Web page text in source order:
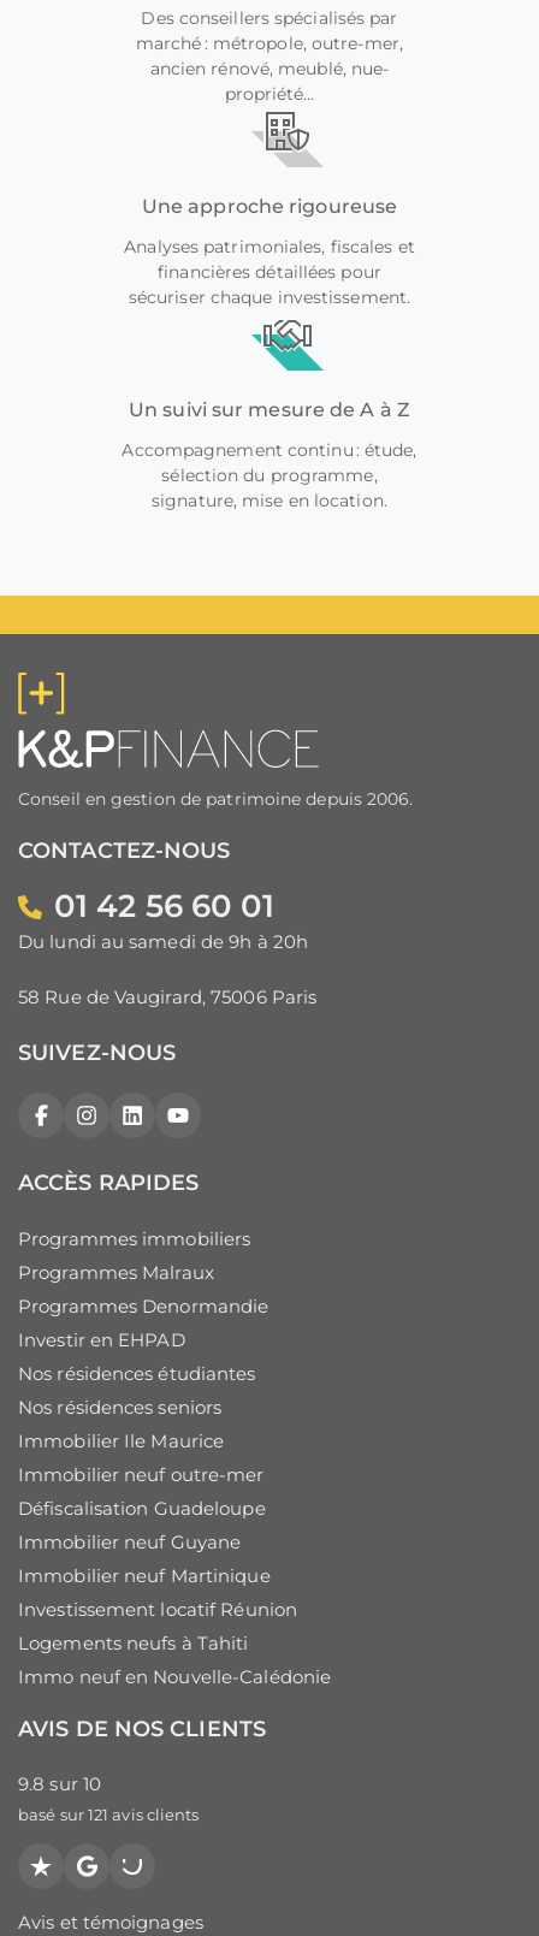
Des conseillers spécialisés par
marché : métropole, outre-mer,
ancien rénové, meublé, nue-
propriété…
Une approche rigoureuse
Analyses patrimoniales, fiscales et
financières détaillées pour
sécuriser chaque investissement.
Un suivi sur mesure de A à Z
Accompagnement continu : étude,
sélection du programme,
signature, mise en location.
Conseil en gestion de patrimoine depuis 2006.
CONTACTEZ-NOUS
01 42 56 60 01
Du lundi au samedi de 9h à 20h
58 Rue de Vaugirard, 75006 Paris
SUIVEZ-NOUS
FacebookInstagram
LinkedInYouTube
ACCÈS RAPIDES
Programmes immobiliers
Programmes Malraux
Programmes Denormandie
Investir en EHPAD
Nos résidences étudiantes
Nos résidences seniors
Immobilier Ile Maurice
Immobilier neuf outre-mer
Défiscalisation Guadeloupe
Immobilier neuf Guyane
Immobilier neuf Martinique
Investissement locatif Réunion
Logements neufs à Tahiti
Immo neuf en Nouvelle-Calédonie
AVIS DE NOS CLIENTS
9.8 sur 10
basé sur 121 avis clients
Trustpilot
GooglePagesJaunes
Avis et témoignages